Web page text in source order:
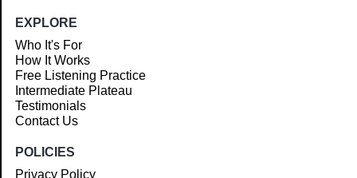
EXPLORE
Who It's For
How It Works
Free Listening Practice
Intermediate Plateau
Testimonials
Contact Us
POLICIES
Privacy Policy